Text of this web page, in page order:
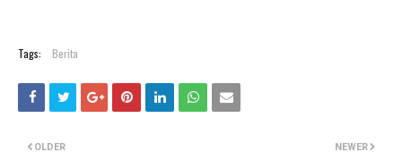
Tags: Berita
NEWER
OLDER